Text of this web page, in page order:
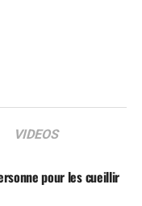
VIDEOS
pour les cueillir